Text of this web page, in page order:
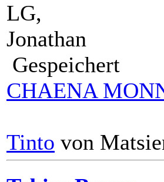
LG,
Jonathan
Gespeichert
CHAENA
Tinto von